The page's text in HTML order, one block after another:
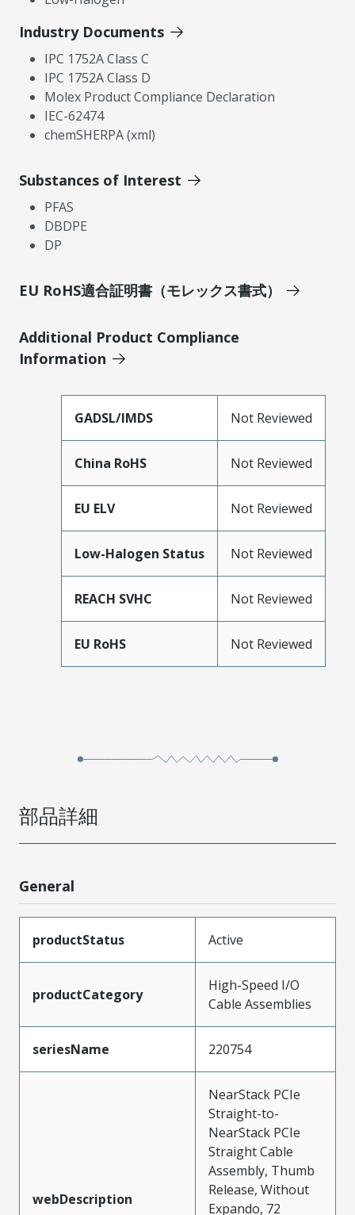
Industry Documents
IPC 1752A Class C
IPC 1752A Class D
Molex Product Compliance Declaration
IEC-62474
chemSHERPA (xml)
Substances of Interest
PFAS
DBDPE
DP
EU RoHS適合証明書（モレックス書式）
Additional Product Compliance
Information
GADSL/IMDS Not Reviewed
China RoHS Not Reviewed
EU ELV Not Reviewed
Low-Halogen Status Not Reviewed
REACH SVHC Not Reviewed
EU RoHS Not Reviewed
部品詳細
General
productStatus Active
productCategory
High-Speed I/O
Cable Assemblies
seriesName 220754
webDescription
NearStack PCIe
Straight-to-
NearStack PCIe
Straight Cable
Assembly, Thumb
Release, Without
Expando, 72